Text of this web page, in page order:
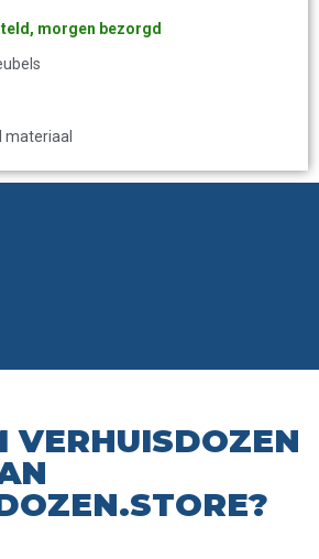
morgen bezorgd
materiaal
VERHUISDOZEN